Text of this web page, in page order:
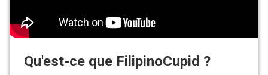
Qu'est-ce que FilipinoCupid ?